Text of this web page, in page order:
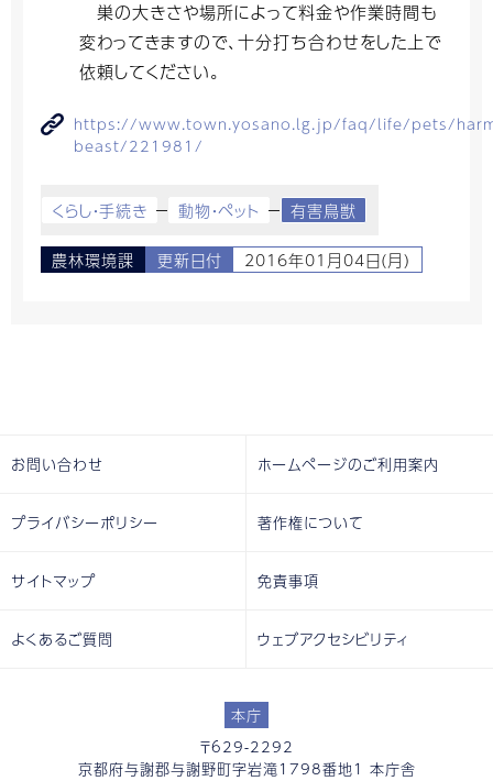
巣の大きさや場所によって料金や作業時間も
変わってきますので、十分打ち合わせをした上で
依頼してください。
https://www.town.yosano.lg.jp/faq/life/pets/
beast/221981/
くらし・手続き 動物・ペット 有害鳥獣
農林環境課 更新日付 2016年01月04日(月)
本庁
〒629-2292
京都府与謝郡与謝野町字岩滝1798番地1 本庁舎
お問い合わせ ホームページのご利用案内
プライバシーポリシー 著作権について
サイトマップ 免責事項
よくあるご質問 ウェブアクセシビリティ